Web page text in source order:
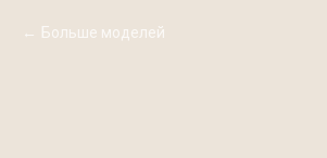
Больше моделей